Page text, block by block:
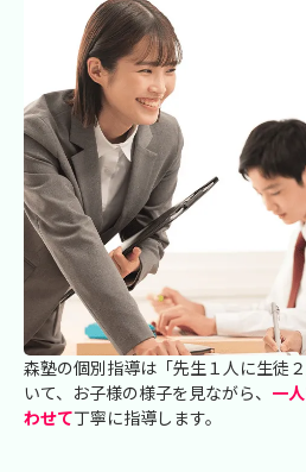
森塾の個別指導は「先生１人に生徒
いて、お子様の様子を見ながら、 一
わせて丁寧に指導します。